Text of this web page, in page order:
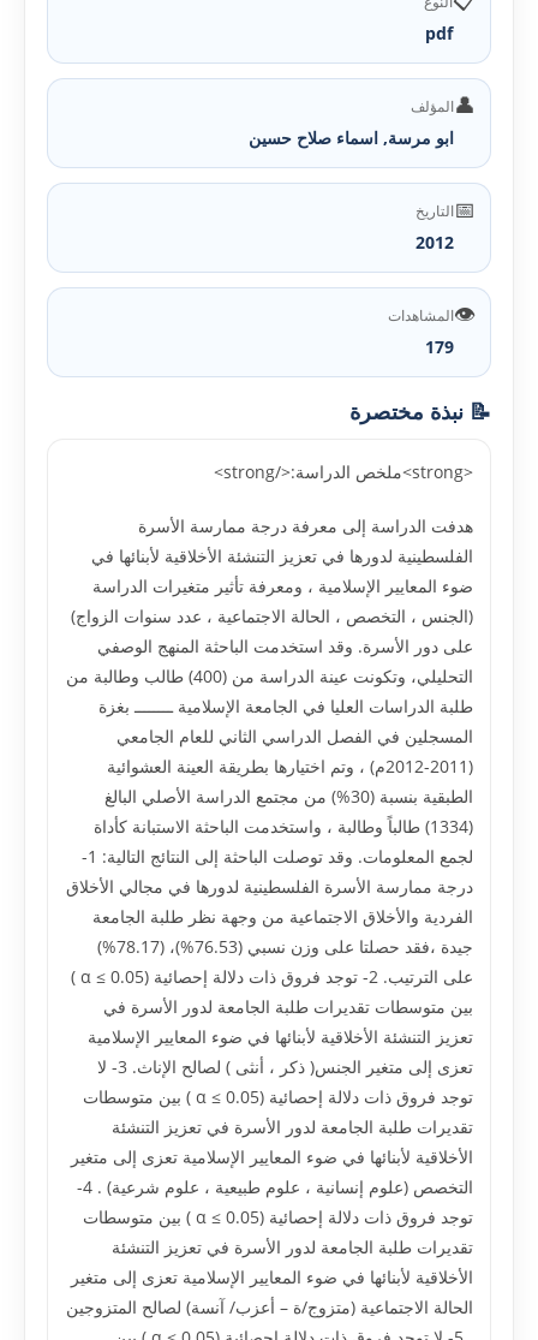
pdf
👤المؤلف
ابو مرسة, اسماء صلاح حسين
📅التاريخ
2012
👁️المشاهدات
179
📝 نبذة مختصرة
<strong>ملخص الدراسة:</strong>
هدفت الدراسة إلى معرفة درجة ممارسة الأسرة
الفلسطينية لدورها في تعزيز التنشئة الأخلاقية لأبنائها في
ضوء المعايير الإسلامية ، ومعرفة تأثير متغيرات الدراسة
(الجنس ، التخصص ، الحالة الاجتماعية ، عدد سنوات الزواج)
على دور الأسرة. وقد استخدمت الباحثة المنهج الوصفي
التحليلي، وتكونت عينة الدراسة من (400) طالب وطالبة من
طلبة الدراسات العليا في الجامعة الإسلامية ــــــــ بغزة
المسجلين في الفصل الدراسي الثاني للعام الجامعي
(2011-2012م) ، وتم اختيارها بطريقة العينة العشوائية
الطبقية بنسبة (30%) من مجتمع الدراسة الأصلي البالغ
(1334) طالباً وطالبة ، واستخدمت الباحثة الاستبانة كأداة
لجمع المعلومات. وقد توصلت الباحثة إلى النتائج التالية: 1-
درجة ممارسة الأسرة الفلسطينية لدورها في مجالي الأخلاق
الفردية والأخلاق الاجتماعية من وجهة نظر طلبة الجامعة
جيدة ،فقد حصلتا على وزن نسبي (76.53%)، (78.17%)
على الترتيب. 2- توجد فروق ذات دلالة إحصائية (α ≤ 0.05 )
بين متوسطات تقديرات طلبة الجامعة لدور الأسرة في
تعزيز التنشئة الأخلاقية لأبنائها في ضوء المعايير الإسلامية
تعزى إلى متغير الجنس( ذكر ، أنثى ) لصالح الإناث. 3- لا
توجد فروق ذات دلالة إحصائية (α ≤ 0.05 ) بين متوسطات
تقديرات طلبة الجامعة لدور الأسرة في تعزيز التنشئة
الأخلاقية لأبنائها في ضوء المعايير الإسلامية تعزى إلى متغير
التخصص (علوم إنسانية ، علوم طبيعية ، علوم شرعية) . 4-
توجد فروق ذات دلالة إحصائية (α ≤ 0.05 ) بين متوسطات
تقديرات طلبة الجامعة لدور الأسرة في تعزيز التنشئة
الأخلاقية لأبنائها في ضوء المعايير الإسلامية تعزى إلى متغير
الحالة الاجتماعية (متزوج/ة – أعزب/ آنسة) لصالح المتزوجين